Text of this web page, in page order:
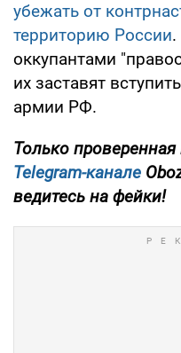
убежать от
территорию России
оккупантами
их заставят
армии РФ.
Только
Telegram-канале
ведитесь на фейки!